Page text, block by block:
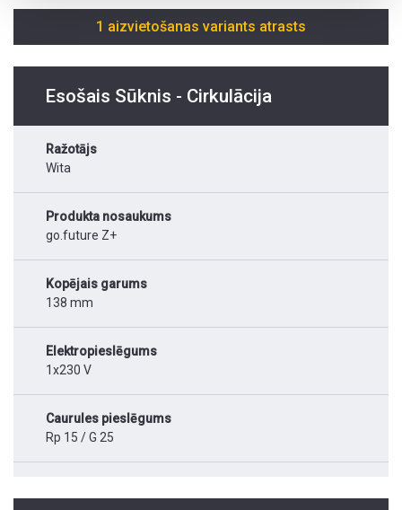
1 aizvietošanas variants atrasts
Esošais Sūknis - Cirkulācija
Ražotājs
Wita
Produkta nosaukums
go.future Z+
Kopējais garums
138 mm
Elektropieslēgums
1x230 V
Caurules pieslēgums
Rp 15 / G 25